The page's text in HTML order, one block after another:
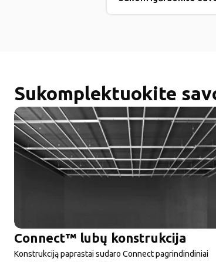
Sukomplektuokite
Connect™ lubų konstrukcija
Konstrukciją paprastai sudaro Connect pagrindindiniai